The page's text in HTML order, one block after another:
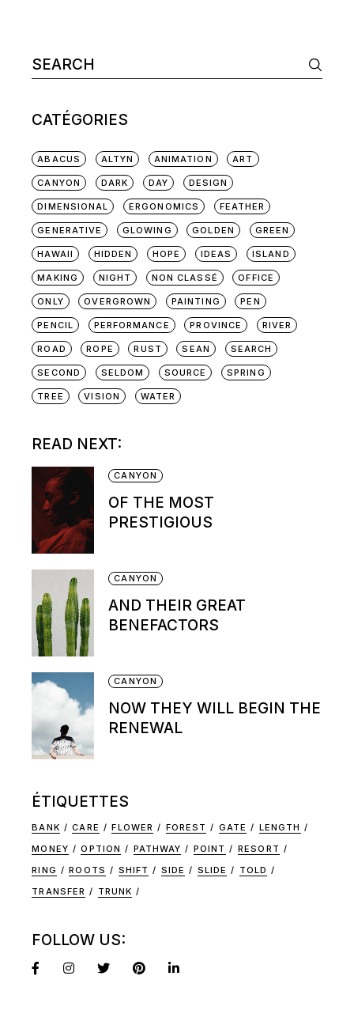
Search
for:
CATÉGORIES
ABACUS ALTYN ANIMATION ART
CANYON DARK DAY DESIGN
DIMENSIONAL ERGONOMICS FEATHER
GENERATIVE GLOWING GOLDEN GREEN
HAWAII HIDDEN HOPE IDEAS ISLAND
MAKING NIGHT NON CLASSÉ OFFICE
ONLY OVERGROWN PAINTING PEN
PENCIL PERFORMANCE PROVINCE RIVER
ROAD ROPE RUST SEAN SEARCH
SECOND SELDOM SOURCE SPRING
TREE VISION WATER
READ NEXT:
CANYON
OF THE MOST
PRESTIGIOUS
CANYON
AND THEIR GREAT
BENEFACTORS
CANYON
NOW THEY WILL BEGIN THE
RENEWAL
ÉTIQUETTES
BANK CARE FLOWER FOREST GATE
LENGTH
MONEY
OPTION PATHWAY POINT
RESORT
RING
ROOTS SHIFT SIDE SLIDE
TOLD
TRANSFER
TRUNK
FOLLOW US: